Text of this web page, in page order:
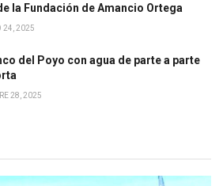
la Fundación de Amancio Ortega
24, 2025
del Poyo con agua de parte a parte
28, 2025